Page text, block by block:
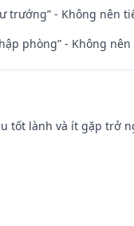
trướng” - Không
phòng” - Không
tốt lành và ít gặp